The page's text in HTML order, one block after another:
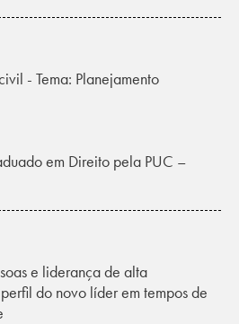
- Tema: Planejamento
em Direito pela PUC –
e liderança de alta
do novo líder em tempos de